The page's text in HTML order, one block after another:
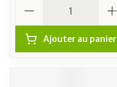
Ajouter au panier